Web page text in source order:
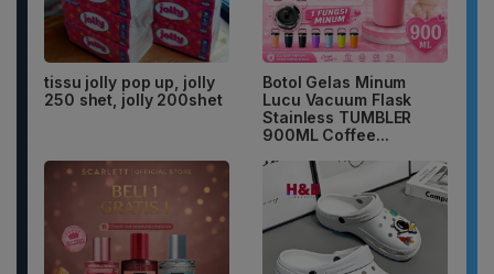
tissu jolly pop up, jolly
250 shet, jolly 200shet
Botol Gelas Minum
Lucu Vacuum Flask
Stainless TUMBLER
900ML Coffee...